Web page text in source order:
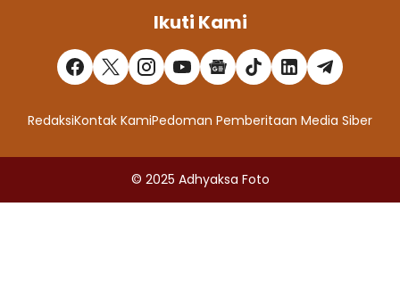
Ikuti Kami
RedaksiKontak KamiPedoman Pemberitaan Media Siber
© 2025 Adhyaksa Foto